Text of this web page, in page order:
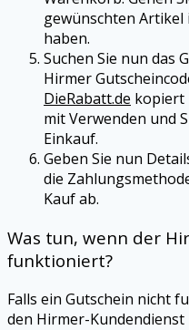
gewünschten
haben.
Suchen Sie nun das
Hirmer
DieRabatt.de kopiert
mit Verwenden und
Einkauf.
Geben Sie nun
die
Kauf ab.
Was tun, wenn der
funktioniert?
Falls ein Gutschein nicht
den Hirmer-Kundendienst